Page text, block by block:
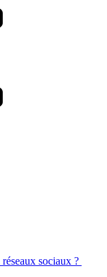
sociaux ?